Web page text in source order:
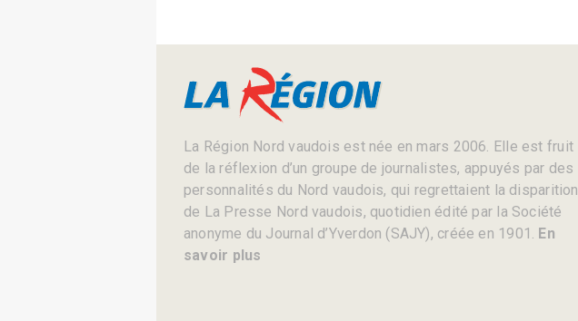
La Région Nord vaudois est née en mars 2006. Elle est fruit
de la réflexion d’un groupe de journalistes, appuyés par des
personnalités du Nord vaudois, qui regrettaient la disparition
de La Presse Nord vaudois, quotidien édité par la Société
anonyme du Journal d’Yverdon (SAJY), créée en 1901. En
savoir plus